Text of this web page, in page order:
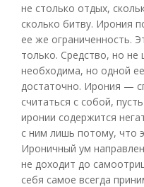
не столько отдых,
сколько битву. Ирония
ее же ограниченность.
только. Средство, но не
необходима, но одной
достаточно. Ирония —
считаться с собой,
иронии содержится
с ним лишь потому, что
Ироничный ум
не доходит до
себя самое всегда